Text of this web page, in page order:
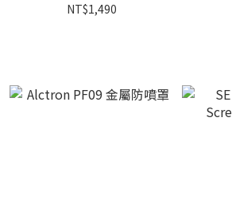
NT$1,490